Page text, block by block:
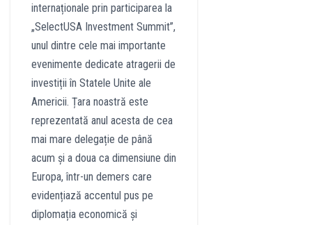
internaționale prin participarea la
„SelectUSA Investment Summit”,
unul dintre cele mai importante
evenimente dedicate atragerii de
investiții în Statele Unite ale
Americii. Țara noastră este
reprezentată anul acesta de cea
mai mare delegație de până
acum și a doua ca dimensiune din
Europa, într-un demers care
evidențiază accentul pus pe
diplomația economică și